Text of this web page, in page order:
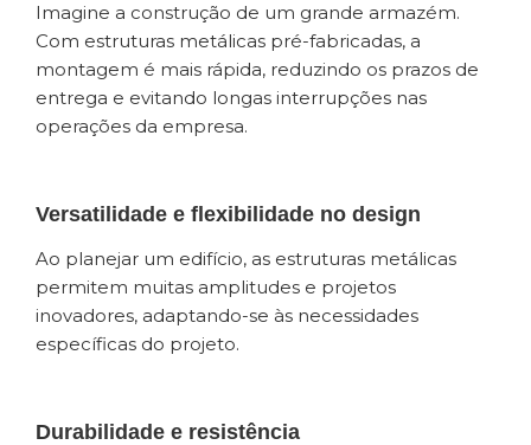
Imagine a construção de um grande armazém.
Com estruturas metálicas pré-fabricadas, a
montagem é mais rápida, reduzindo os prazos de
entrega e evitando longas interrupções nas
operações da empresa.
Versatilidade e flexibilidade no design
Ao planejar um edifício, as estruturas metálicas
permitem muitas amplitudes e projetos
inovadores, adaptando-se às necessidades
específicas do projeto.
Durabilidade e resistência